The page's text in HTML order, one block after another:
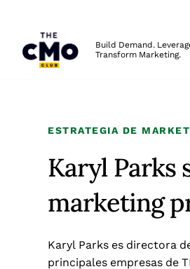
Build Demand.
Transform Marketing.
ESTRATEGIA DE
Karyl Parks
marketing
Karyl Parks es directora
principales empresas de